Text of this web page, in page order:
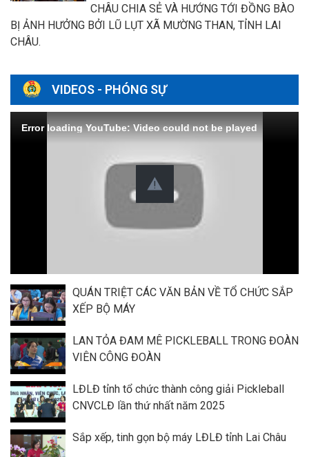
CHÂU CHIA SẺ VÀ HƯỚNG TỚI ĐỒNG BÀO
BỊ ẢNH HƯỞNG BỞI LŨ LỤT XÃ MƯỜNG THAN, TỈNH LAI
CHÂU.
VIDEOS - PHÓNG SỰ
Error loading YouTube: Video could not be played
QUÁN TRIỆT CÁC VĂN BẢN VỀ TỔ CHỨC SẮP
XẾP BỘ MÁY
LAN TỎA ĐAM MÊ PICKLEBALL TRONG ĐOÀN
VIÊN CÔNG ĐOÀN
LĐLĐ tỉnh tổ chức thành công giải Pickleball
CNVCLĐ lần thứ nhất năm 2025
Sắp xếp, tinh gọn bộ máy LĐLĐ tỉnh Lai Châu